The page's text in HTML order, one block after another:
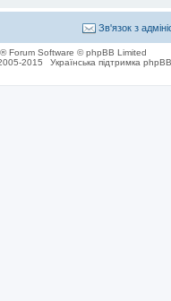
Зв'язок з
® Forum Software © phpBB Limited
2015
Українська підтримка phpBB